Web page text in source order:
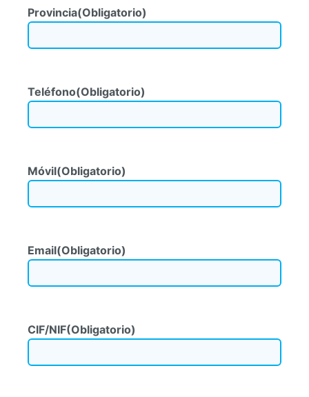
Provincia(Obligatorio)
Teléfono(Obligatorio)
Móvil(Obligatorio)
Email(Obligatorio)
CIF/NIF(Obligatorio)